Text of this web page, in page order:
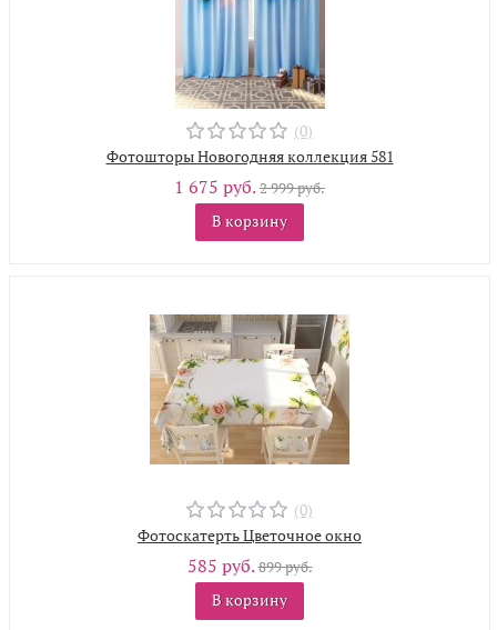
(0)
Фотошторы Новогодняя коллекция 581
1 675 руб.2 999 руб.
В корзину
(0)
Фотоскатерть Цветочное окно
585 руб.899 руб.
В корзину